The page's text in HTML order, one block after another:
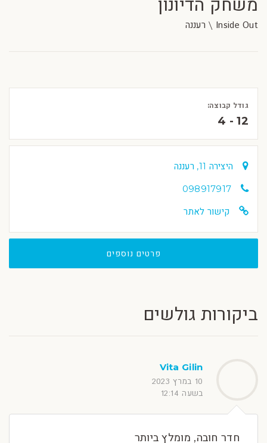
משחק הדיונון
Inside Out \ רעננה
גודל קבוצה:
4 - 12
היצירה 11, רעננה
098917917
קישור לאתר
פרטים נוספים
ביקורות גולשים
Vita Gilin
10 במרץ 2023
בשעה 12:14
חדר חובה, מומלץ ביותר